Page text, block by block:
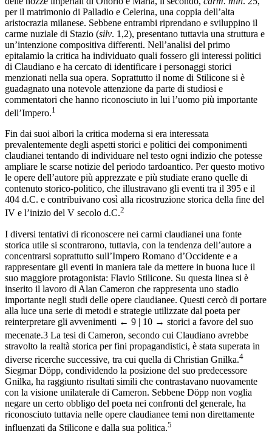
per il matrimonio di Palladio e Celerina, una coppia dell’alta
aristocrazia milanese. Sebbene entrambi riprendano e sviluppino il
carme nuziale di Stazio (silv. 1,2), presentano tuttavia una struttura e
un’intenzione compositiva differenti. Nell’analisi del primo
epitalamio la critica ha individuato quali fossero gli interessi politici
di Claudiano e ha cercato di identificare i personaggi storici
menzionati nella sua opera. Soprattutto il nome di Stilicone si è
guadagnato una notevole attenzione da parte di studiosi e
commentatori che hanno riconosciuto in lui l’uomo più importante
dell’Impero.1
Fin dai suoi albori la critica moderna si era interessata
prevalentemente degli aspetti storici e politici dei componimenti
claudianei tentando di individuare nel testo ogni indizio che potesse
ampliare le scarse notizie del periodo tardoantico. Per questo motivo
le opere dell’autore più apprezzate e più studiate erano quelle di
contenuto storico-politico, che illustravano gli eventi tra il 395 e il
404 d.C. e contribuivano così alla ricostruzione storica della fine del
IV e l’inizio del V secolo d.C.2
I diversi tentativi di riconoscere nei carmi claudianei una fonte
storica utile si scontrarono, tuttavia, con la tendenza dell’autore a
concentrarsi soprattutto sull’Impero Romano d’Occidente e a
rappresentare gli eventi in maniera tale da mettere in buona luce il
suo maggiore protagonista: Flavio Stilicone. Su questa linea si è
inserito il lavoro di Alan Cameron che rappresenta uno stadio
importante negli studi delle opere claudianee. Questi cercò di portare
alla luce una serie di metodi e strategie utilizzate dal poeta per
reinterpretare gli avvenimenti ← 9 | 10 → storici a favore del suo
mecenate.3 La tesi di Cameron, secondo cui Claudiano avrebbe
stravolto la realtà storica per fini propagandistici, è stata superata in
diverse ricerche successive, tra cui quella di Christian Gnilka.4
Siegmar Döpp, condividendo la posizione del suo predecessore
Gnilka, ha raggiunto risultati simili che contrastavano nuovamente
con la visione unilaterale di Cameron. Sebbene Döpp non voglia
negare un certo obbligo del poeta nei confronti del generale, ha
riconosciuto tuttavia nelle opere claudianee temi non direttamente
influenzati da Stilicone e dalla sua politica.5